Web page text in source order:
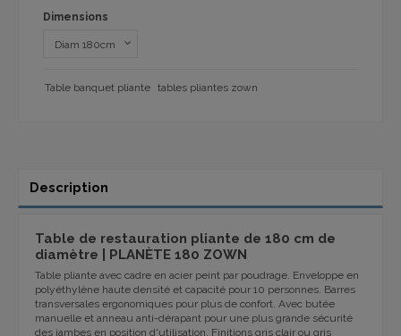
Dimensions
Table banquet pliante tables pliantes zown
Description
Table de restauration pliante de 180 cm de
diamètre | PLANÈTE 180 ZOWN
Table pliante avec cadre en acier peint par poudrage. Enveloppe en
polyéthylène haute densité et capacité pour 10 personnes. Barres
transversales ergonomiques pour plus de confort. Avec butée
manuelle et anneau anti-dérapant pour une plus grande sécurité
des jambes en position d'utilisation. Finitions gris clair ou gris